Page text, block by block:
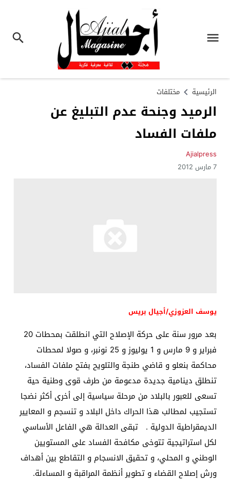
الرئيسية مختلفات
الرميد وجنحة عدم التبليغ عن
ملفات الفساد
Ajialpress
7 مارس 2012
يوسف العزوزي/أجيال بريس
بعد مرور سنة على حركة الإصلاح التي انطلقت بمحطات 20
فبراير و 9 مارس و 1 يوليوز و 25 نونبر، و صولا لمحطات
محاكمة بنعلو و قاضي طنجة والتلويح بفتح ملفات الفساد،
تنطلق دينامية جديدة مدعومة من طرف قوى وطنية حية
تسعى للعبور بالبلاد من مرحلة سياسية إلى أخرى أكثر نضجا
تستجيب لمطالب هذا الحراك داخل البلاد و تنسجم و المعايير
الديمقراطية الدولية . تبقى العدالة هي الفاعل الأساسي
لكل استراتيجية تتوخى مكافحة الفساد على المستويين
الوطني و المحلي، و تحقيق الانسجام و التقاطع بين أهداف
ورش إصلاح القضاء و تطوير أنظمة المراقبة و المساءلة.